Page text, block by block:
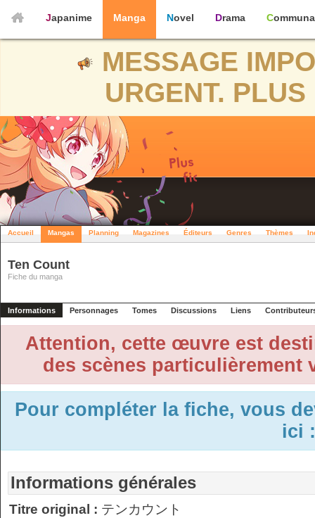
Japanime Manga Novel Drama
MESSAGE
URGENT.
Accueil Mangas Planning Magazines Éditeurs Genres Thèmes
Ten Count
Fiche du manga
Informations Personnages Tomes Discussions Liens
Attention, cette œuvre est
des scènes particulièrement
Pour compléter la fiche, vous
ici
Informations générales
Titre original : テンカウント